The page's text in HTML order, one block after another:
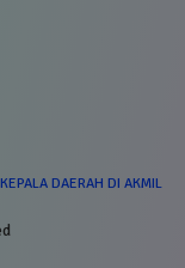
DAERAH DI AKMIL